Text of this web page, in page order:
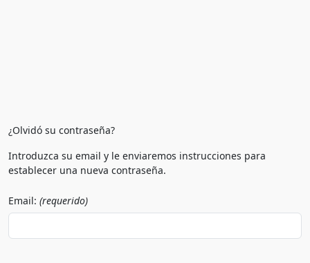
¿Olvidó su contraseña?
Introduzca su email y le enviaremos instrucciones para
establecer una nueva contraseña.
Email: (requerido)